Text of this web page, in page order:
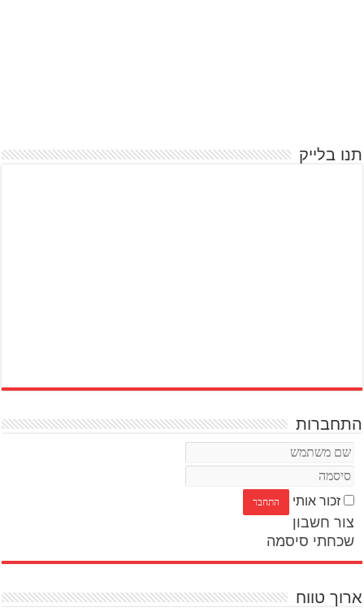
תנו בלייק
התחברות
זכור אותי
צור חשבון
שכחתי סיסמה
ארוך טווח